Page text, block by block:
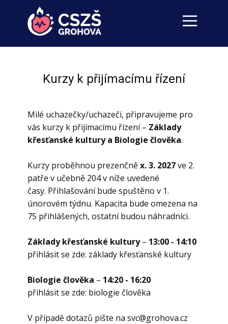
Kurzy k přijímacímu řízení
Milé uchazečky/uchazeči, připravujeme pro
vás kurzy k přijímacímu řízení – Základy
křesťanské kultury a Biologie člověka.
Kurzy proběhnou prezenčněx. 3. 2027ve 2.
patře v učebně 204 v níže uvedené
časy. Přihlašování bude spuštěno v 1.
únorovém týdnu. Kapacita bude omezena na
75 přihlášených, ostatní budou náhradníci.
Základy křesťanské kultury– 13:00 - 14:10
přihlásit se zde: základy křesťanské kultury
Biologie člověka – 14:20 - 16:20
přihlásit se zde: biologie člověka
V případě dotazů pište na svc@grohova.cz